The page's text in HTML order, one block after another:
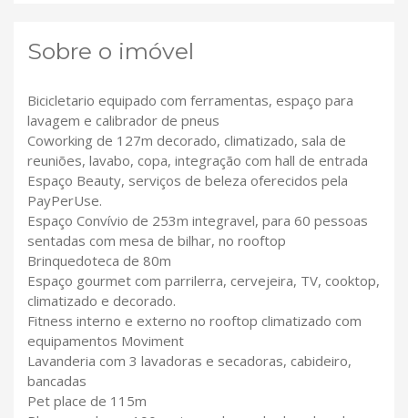
Sobre o imóvel
Bicicletario equipado com ferramentas, espaço para
lavagem e calibrador de pneus
Coworking de 127m decorado, climatizado, sala de
reuniões, lavabo, copa, integração com hall de entrada
Espaço Beauty, serviços de beleza oferecidos pela
PayPerUse.
Espaço Convívio de 253m integravel, para 60 pessoas
sentadas com mesa de bilhar, no rooftop
Brinquedoteca de 80m
Espaço gourmet com parrilerra, cervejeira, TV, cooktop,
climatizado e decorado.
Fitness interno e externo no rooftop climatizado com
equipamentos Moviment
Lavanderia com 3 lavadoras e secadoras, cabideiro,
bancadas
Pet place de 115m